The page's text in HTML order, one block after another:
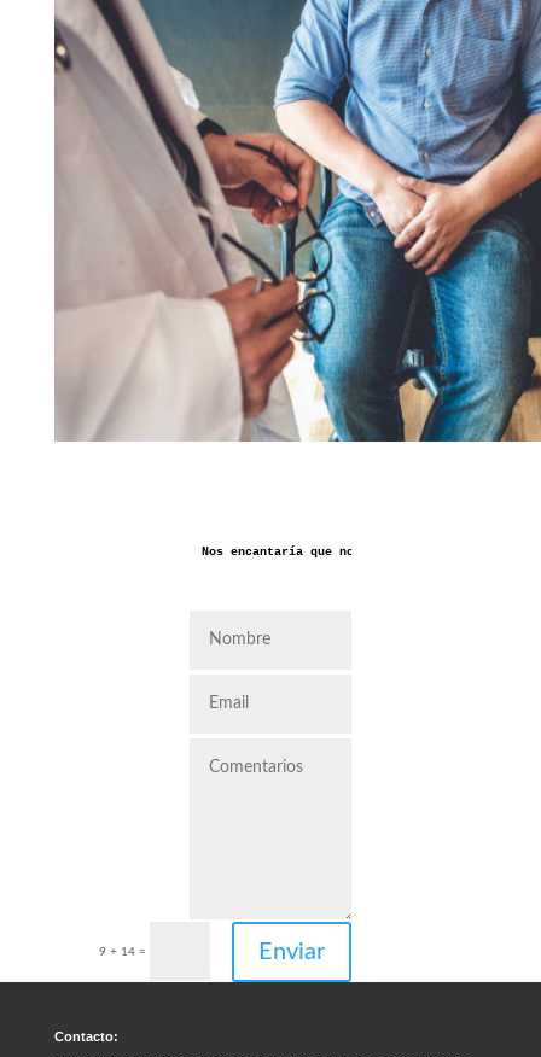
Nos encantaría que nos dejaras aquí tus
9 + 14 = Enviar
Contacto: